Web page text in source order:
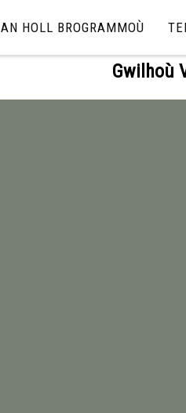
AN HOLL BROGRAMMOÙ
Gwilhoù